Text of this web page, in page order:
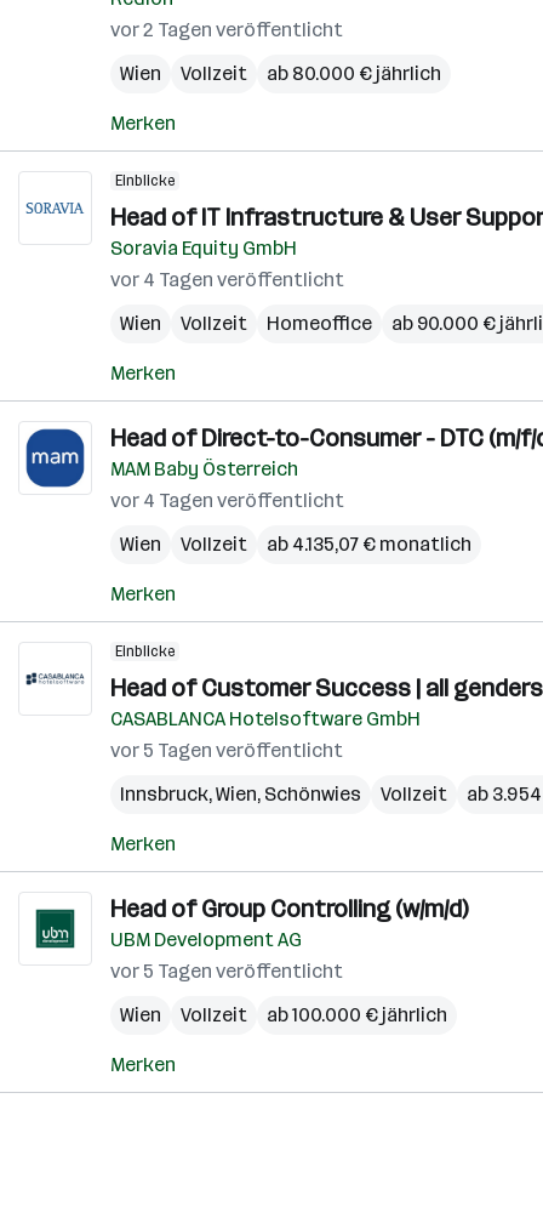
vor 2 Tagen veröffentlicht
Wien
Vollzeit ab 80.000 € jährlich
Merken
Einblicke
Head of IT Infrastructure & User
Soravia Equity GmbH
vor 4 Tagen veröffentlicht
Wien
Vollzeit Homeoffice ab 90.000 €
Merken
Head of Direct-to-Consumer - DTC (m/f/
MAM Baby Österreich
vor 4 Tagen veröffentlicht
Wien
Vollzeit ab 4.135,07 € monatlich
Merken
Einblicke
Head of Customer Success | all genders
CASABLANCA Hotelsoftware GmbH
vor 5 Tagen veröffentlicht
Innsbruck,Wien, Schönwies Vollzeit ab
Merken
Head of Group Controlling (w/m/d)
UBM Development AG
vor 5 Tagen veröffentlicht
Wien
Vollzeit ab 100.000 € jährlich
Merken